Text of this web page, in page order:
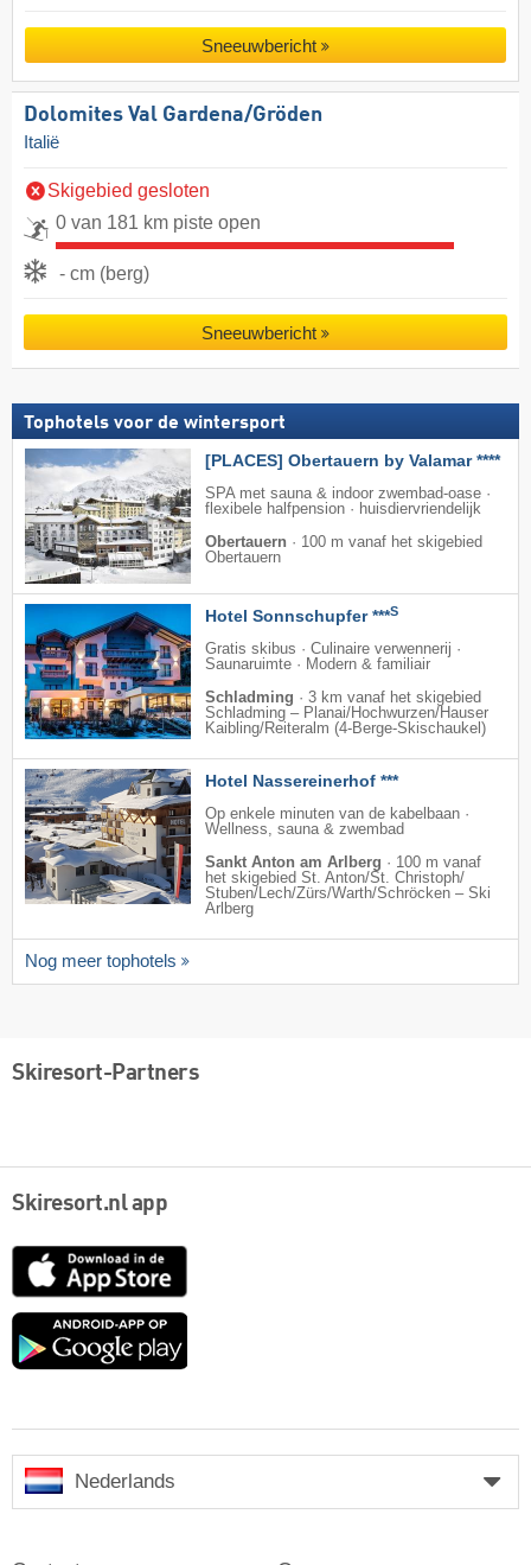
Sneeuwbericht
Dolomites Val Gardena/​Gröden
Italië
Skigebied gesloten
0 van 181 km piste open
- cm (berg)
Sneeuwbericht
Tophotels voor de wintersport
[PLACES] Obertauern by Valamar ****
SPA met sauna & indoor zwembad-oase ·
flexibele halfpension · huisdiervriendelijk
Obertauern · 100 m vanaf het skigebied
Obertauern
Hotel Sonnschupfer ***S
Gratis skibus · Culinaire verwennerij ·
Saunaruimte · Modern & familiair
Schladming · 3 km vanaf het skigebied
Schladming – Planai/​Hochwurzen/​Hauser
Kaibling/​Reiteralm (4-Berge-Skischaukel)
Hotel Nassereinerhof ***
Op enkele minuten van de kabelbaan ·
Wellness, sauna & zwembad
Sankt Anton am Arlberg · 100 m vanaf
het skigebied St. Anton/​St. Christoph/​
Stuben/​Lech/​Zürs/​Warth/​Schröcken – Ski
Arlberg
Nog meer tophotels
Skiresort-Partners
Skiresort.nl app
App
Google
Nederlands